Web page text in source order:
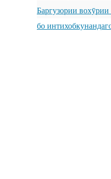
Баргузории
бо